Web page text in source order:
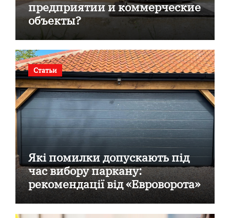
предприятии и коммерческие
объекты?
Статьи
Які помилки допускають під
час вибору паркану:
рекомендації від «Евроворота»